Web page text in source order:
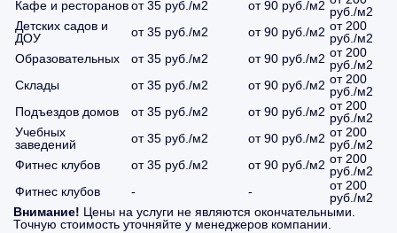
Кафе и ресторановот 35 руб./м2 от 90 руб./м2 руб./м2
Детских садов и
ДОУ
от 35 руб./м2 от 90 руб./м2 от 200
руб./м2
Образовательных
от 35 руб./м2 от 90 руб./м2 от 200
руб./м2
Склады
от 35 руб./м2 от 90 руб./м2 от 200
руб./м2
Подъездов домов
от 35 руб./м2 от 90 руб./м2 от 200
руб./м2
Учебных
заведений
от 35 руб./м2 от 90 руб./м2 от 200
руб./м2
Фитнес клубов
от 35 руб./м2 от 90 руб./м2 от 200
руб./м2
Фитнес клубов
- -
от 200
руб./м2
Внимание! Цены на услуги не являются окончательными.
Точную стоимость уточняйте у менеджеров компании.